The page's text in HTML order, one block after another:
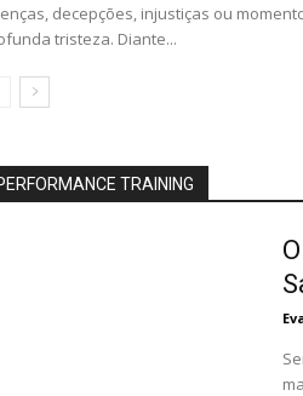
decepções, injustiças ou
tristeza. Diante...
TRAINING